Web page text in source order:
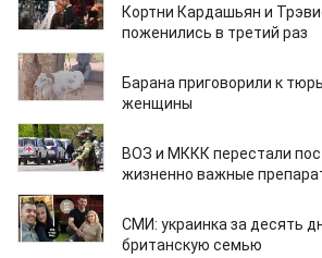
Кортни Кардашьян и
поженились в третий раз
24.05.2022
Барана приговорили к
женщины
24.05.2022
ВОЗ и МККК перестали
жизненно важные
23.05.2022
СМИ: украинка за десять
британскую семью